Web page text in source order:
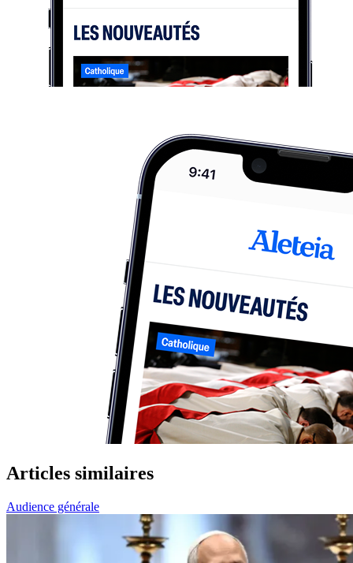
Articles similaires
Audience générale